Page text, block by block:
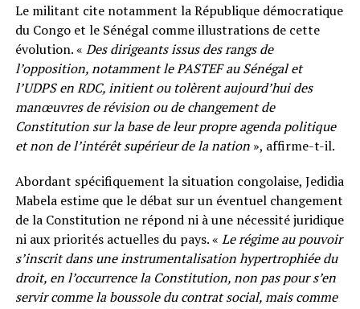
Le militant cite notamment la République démocratique
du Congo et le Sénégal comme illustrations de cette
évolution. « Des dirigeants issus des rangs de
l’opposition, notamment le PASTEF au Sénégal et
l’UDPS en RDC, initient ou tolèrent aujourd’hui des
manœuvres de révision ou de changement de
Constitution sur la base de leur propre agenda politique
et non de l’intérêt supérieur de la nation», affirme-t-il.
Abordant spécifiquement la situation congolaise, Jedidia
Mabela estime que le débat sur un éventuel changement
de la Constitution ne répond ni à une nécessité juridique
ni aux priorités actuelles du pays. « Le régime au pouvoir
s’inscrit dans une instrumentalisation hypertrophiée du
droit, en l’occurrence la Constitution, non pas pour s’en
servir comme la boussole du contrat social, mais comme